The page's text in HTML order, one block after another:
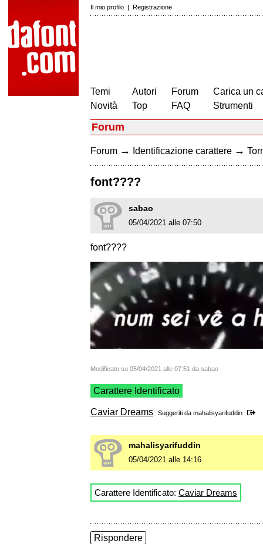
Il mio profilo | Registrazione
Temi
Novità
Autori
Top
Forum
FAQ
Carica un
Strumenti
Forum
Forum → Identificazione carattere →
font????
sabao
05/04/2021 alle 07:50
font????
Modificato su 05/04/2021 alle 07:51 da sabao
Carattere Identificato
Caviar Dreams Suggeriti da mahalisyarifuddin
mahalisyarifuddin
05/04/2021 alle 14:16
Carattere Identificato: Caviar Dreams
Rispondere